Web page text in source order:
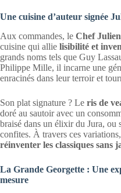
Une cuisine d’auteur signée
Aux commandes, le Chef
cuisine qui allie lisibilité et
grands noms tels que Guy
Philippe Mille, il incarne une
enracinés dans leur terroir et
Son plat signature ? Le ris de
doré au sautoir avec un
braisé dans un élixir du Jura, ou
confites. À travers ces
réinventer les classiques sans
La Grande Georgette : Une
mesure